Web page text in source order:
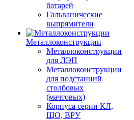
батарей
Гальванические
выпрямители
Металлоконструкции
Металлоконструкции
для ЛЭП
Металлоконструкции
для подстанций
столбовых
(мачтовых)
Корпуса серии КЛ,
ЩО, ВРУ